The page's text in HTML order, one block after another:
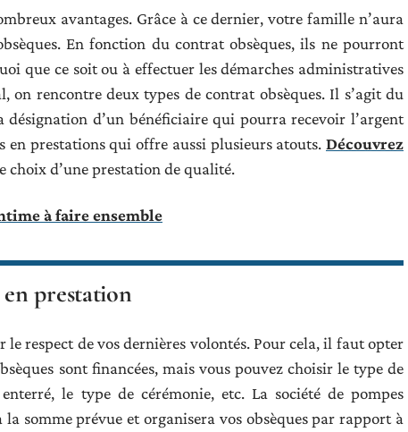
avantages. Grâce à ce dernier, votre famille n’aura
En fonction du contrat obsèques, ils ne pourront
que ce soit ou à effectuer les démarches administratives
on rencontre deux types de contrat obsèques. Il s’agit du
d’un bénéficiaire qui pourra recevoir l’argent
prestations qui offre aussi plusieurs atouts. Découvrez
choix d’une prestation de qualité.
à faire ensemble
prestation
le respect de vos dernières volontés. Pour cela, il faut opter
sont financées, mais vous pouvez choisir le type de
le type de cérémonie, etc. La société de pompes
somme prévue et organisera vos obsèques par rapport à